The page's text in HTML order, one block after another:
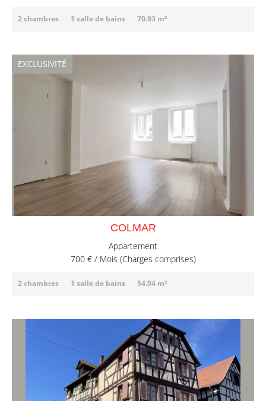
2 chambres 1 salle de bains 70.93 m²
COLMAR
Appartement
700 € / Mois (Charges comprises)
2 chambres 1 salle de bains 54.04 m²
EXCLUSIVITÉ